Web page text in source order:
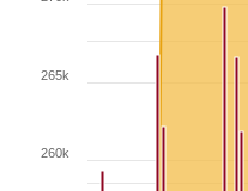
260k
265k